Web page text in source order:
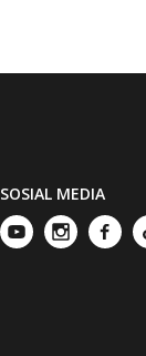
SOSIAL MEDIA